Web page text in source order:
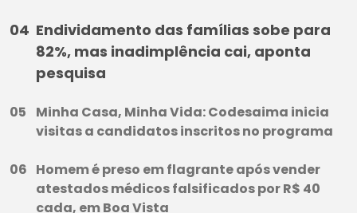
Endividamento das famílias sobe para
82%, mas inadimplência cai, aponta
pesquisa
Minha Casa, Minha Vida: Codesaima inicia
visitas a candidatos inscritos no programa
Homem é preso em flagrante após vender
atestados médicos falsificados por R$ 40
cada, em Boa Vista